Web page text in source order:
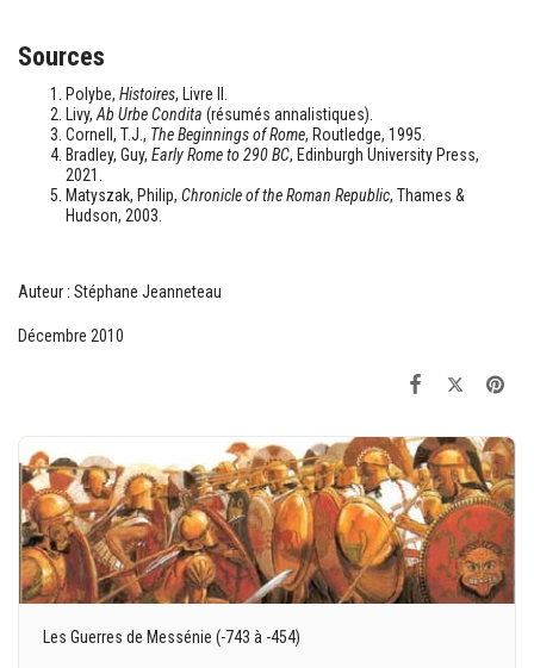
Sources
Polybe, Histoires, Livre II.
Livy, Ab Urbe Condita (résumés annalistiques).
Cornell, T.J., The Beginnings of Rome, Routledge, 1995.
Bradley, Guy, Early Rome to 290 BC, Edinburgh University Press,
2021.
Matyszak, Philip, Chronicle of the Roman Republic, Thames &
Hudson, 2003.
Auteur : Stéphane Jeanneteau
Décembre 2010
Les Guerres de Messénie (-743 à -454)